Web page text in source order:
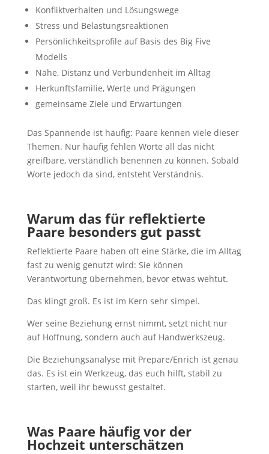
Konfliktverhalten und Lösungswege
Stress und Belastungsreaktionen
Persönlichkeitsprofile auf Basis des Big Five
Modells
Nähe, Distanz und Verbundenheit im Alltag
Herkunftsfamilie, Werte und Prägungen
gemeinsame Ziele und Erwartungen
Das Spannende ist häufig: Paare kennen viele dieser
Themen. Nur häufig fehlen Worte all das nicht
greifbare, verständlich benennen zu können. Sobald
Worte jedoch da sind, entsteht Verständnis.
Warum das für reflektierte
Paare besonders gut passt
Reflektierte Paare haben oft eine Stärke, die im Alltag
fast zu wenig genutzt wird: Sie können
Verantwortung übernehmen, bevor etwas wehtut.
Das klingt groß. Es ist im Kern sehr simpel.
Wer seine Beziehung ernst nimmt, setzt nicht nur
auf Hoffnung, sondern auch auf Handwerkszeug.
Die Beziehungsanalyse mit Prepare/Enrich ist genau
das. Es ist ein Werkzeug, das euch hilft, stabil zu
starten, weil ihr bewusst gestaltet.
Was Paare häufig vor der
Hochzeit unterschätzen